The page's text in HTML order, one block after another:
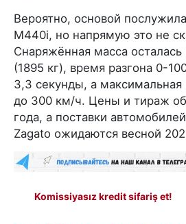
Вероятно, основой
M440i, но напрямую это не
Снаряжённая масса
(1895 кг), время разгона 0-
3,3 секунды, а максимальная
до 300 км/ч. Цены и тираж
года, а поставки
Zagato ожидаются весной
Komissiyasız kredit sifariş et!